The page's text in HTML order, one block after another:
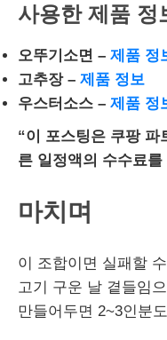
사용한 제품 정
오뚜기소면 – 제품 정
고추장 – 제품 정보
우스터소스 – 제품 정
“이 포스팅은 쿠팡 파
른 일정액의 수수료
마치며
이 조합이면 실패할
고기 구운 날 곁들임
만들어두면 2~3인분